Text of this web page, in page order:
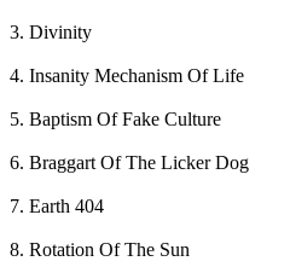
3. Divinity
4. Insanity Mechanism Of Life
5. Baptism Of Fake Culture
6. Braggart Of The Licker Dog
7. Earth 404
8. Rotation Of The Sun